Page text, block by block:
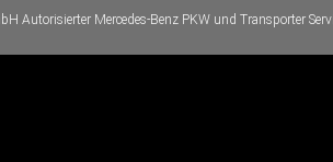
Autorisierter Mercedes-Benz PKW und Transporter